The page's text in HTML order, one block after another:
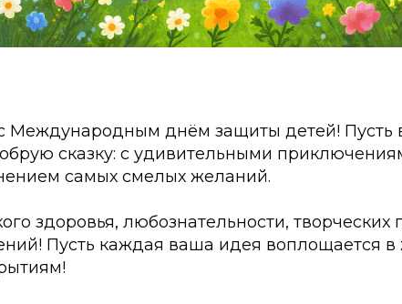
Международным днём защиты детей! Пусть
сказку: с удивительными
самых смелых желаний.
здоровья, любознательности, творческих
Пусть каждая ваша идея воплощается в